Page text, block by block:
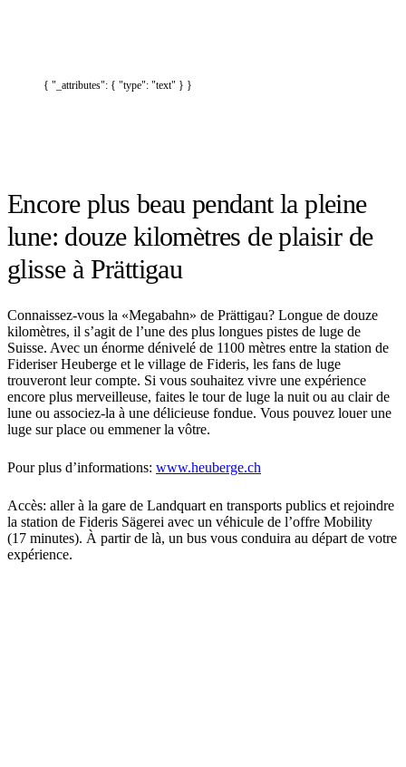
{ "_attributes": { "type": "text" } }
Encore plus beau pendant la pleine
lune: douze kilomètres de plaisir de
glisse à Prättigau
Connaissez-vous la «Megabahn» de Prättigau? Longue de douze
kilomètres, il s’agit de l’une des plus longues pistes de luge de
Suisse. Avec un énorme dénivelé de 1100 mètres entre la station de
Fideriser Heuberge et le village de Fideris, les fans de luge
trouveront leur compte. Si vous souhaitez vivre une expérience
encore plus merveilleuse, faites le tour de luge la nuit ou au clair de
lune ou associez-la à une délicieuse fondue. Vous pouvez louer une
luge sur place ou emmener la vôtre.
Pour plus d’informations: www.heuberge.ch
Accès: aller à la gare de Landquart en transports publics et rejoindre
la station de Fideris Sägerei avec un véhicule de l’offre Mobility
(17 minutes). À partir de là, un bus vous conduira au départ de votre
expérience.